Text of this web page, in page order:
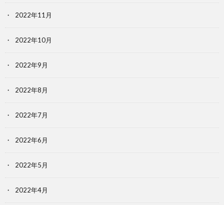
2022年11月
2022年10月
2022年9月
2022年8月
2022年7月
2022年6月
2022年5月
2022年4月